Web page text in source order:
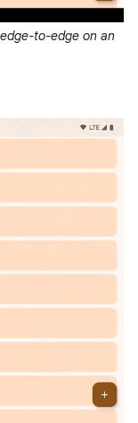
to-edge on an